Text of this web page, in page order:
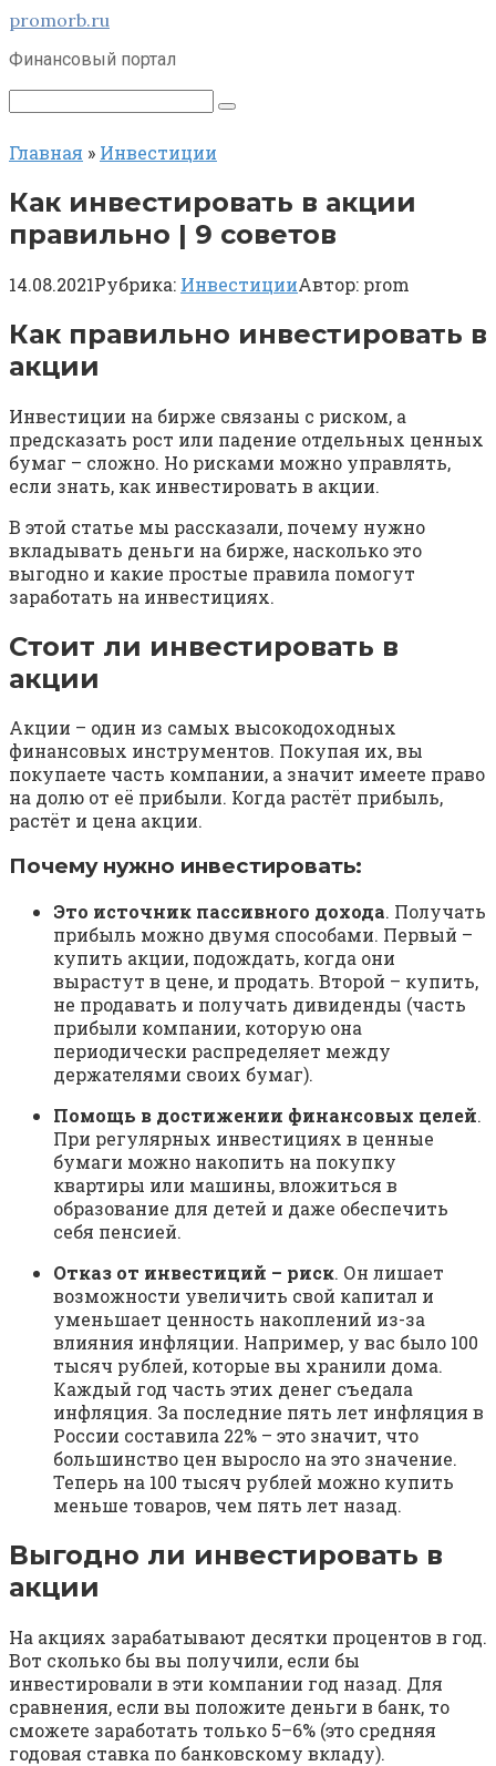
Перейти
контенту
promorb.ru
Финансовый портал
Поиск:
Главная » Инвестиции
Как инвестировать в акции
правильно | 9 советов
14.08.2021Рубрика: ИнвестицииАвтор: prom
Как правильно инвестировать в
акции
Инвестиции на бирже связаны с риском, а
предсказать рост или падение отдельных ценных
бумаг – сложно. Но рисками можно управлять,
если знать, как инвестировать в акции.
В этой статье мы рассказали, почему нужно
вкладывать деньги на бирже, насколько это
выгодно и какие простые правила помогут
заработать на инвестициях.
Стоит ли инвестировать в
акции
Акции – один из самых высокодоходных
финансовых инструментов. Покупая их, вы
покупаете часть компании, а значит имеете право
на долю от её прибыли. Когда растёт прибыль,
растёт и цена акции.
Почему нужно инвестировать:
Это источник пассивного дохода. Получать
прибыль можно двумя способами. Первый –
купить акции, подождать, когда они
вырастут в цене, и продать. Второй – купить,
не продавать и получать дивиденды (часть
прибыли компании, которую она
периодически распределяет между
держателями своих бумаг).
Помощь в достижении финансовых целей.
При регулярных инвестициях в ценные
бумаги можно накопить на покупку
квартиры или машины, вложиться в
образование для детей и даже обеспечить
себя пенсией.
Отказ от инвестиций – риск. Он лишает
возможности увеличить свой капитал и
уменьшает ценность накоплений из-за
влияния инфляции. Например, у вас было 100
тысяч рублей, которые вы хранили дома.
Каждый год часть этих денег съедала
инфляция. За последние пять лет инфляция в
России составила 22% – это значит, что
большинство цен выросло на это значение.
Теперь на 100 тысяч рублей можно купить
меньше товаров, чем пять лет назад.
Выгодно ли инвестировать в
акции
На акциях зарабатывают десятки процентов в год.
Вот сколько бы вы получили, если бы
инвестировали в эти компании год назад. Для
сравнения, если вы положите деньги в банк, то
сможете заработать только 5–6% (это средняя
годовая ставка по банковскому вкладу).